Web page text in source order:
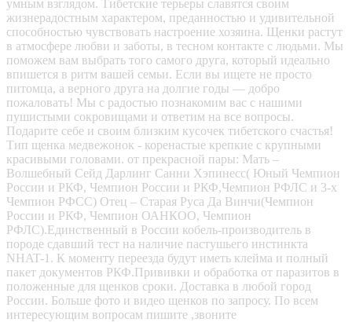
умным взглядом. Тибетские терьеры славятся своим
жизнерадостным характером, преданностью и удивительной
способностью чувствовать настроение хозяина. Щенки растут
в атмосфере любви и заботы, в тесном контакте с людьми. Мы
поможем вам выбрать того самого друга, который идеально
впишется в ритм вашей семьи. Если вы ищете не просто
питомца, а верного друга на долгие годы — добро
пожаловать! Мы с радостью познакомим вас с нашими
пушистыми сокровищами и ответим на все вопросы.
Подарите себе и своим близким кусочек тибетского счастья!
Тип щенка медвежонок - коренастые крепкие с крупными
красивыми головами. от прекрасной пары: Мать –
Волшебный Сейд Дарлинг Санни Хэпинесс( Юный Чемпион
России и РКФ, Чемпион России и РКФ,Чемпион РФЛС и 3-х
Чемпион РФСС) Отец – Старая Руса Да Винчи(Чемпион
России и РКФ, Чемпион ОАНКОО, Чемпион
РФЛС).Единственный в России кобель-производитель в
породе сдавший тест на наличие пастушьего инстинкта
NHAT-1. К моменту переезда будут иметь клейма и полный
пакет документов РКФ.Прививки и обработка от паразитов в
положенные для щенков сроки. Доставка в любой город
России. Больше фото и видео щенков по запросу. По всем
интересующим вопросам пишите ,звоните